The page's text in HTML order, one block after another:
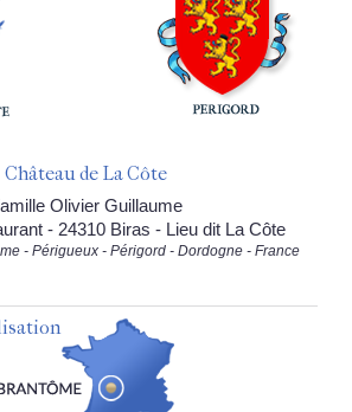
Château de La Côte
Olivier Guillaume
- 24310 Biras - Lieu dit La Côte
- Périgueux - Périgord - Dordogne - France